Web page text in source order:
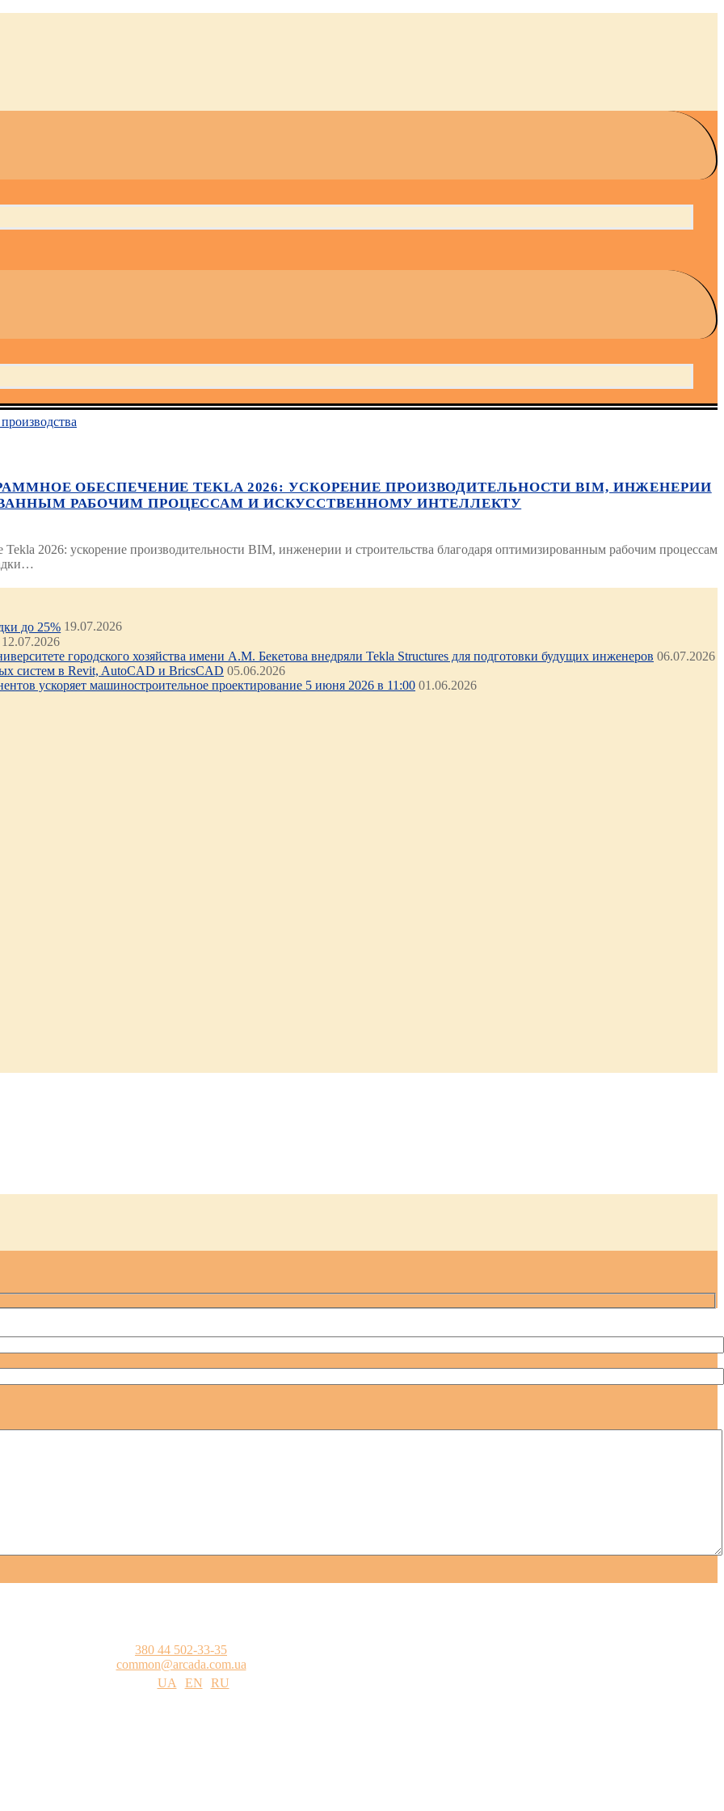
ОБЕСПЕЧЕНИЕ TEKLA 2026: УСКОРЕНИЕ ПРОИЗВОДИТЕЛЬНОСТИ BIM, ИНЖЕНЕРИИ
РАБОЧИМ ПРОЦЕССАМ И ИСКУССТВЕННОМУ ИНТЕЛЛЕКТУ
2026: ускорение производительности BIM, инженерии и строительства благодаря оптимизированным рабочим процессам
до 25% 19.07.2026
12.07.2026
городского хозяйства имени А.М. Бекетова внедряли Tekla Structures для подготовки будущих инженеров 06.07.2026
систем в Revit, AutoCAD и BricsCAD 05.06.2026
ускоряет машиностроительное проектирование 5 июня 2026 в 11:00 01.06.2026
380 44 502-33-35
common@arcada.com.ua
UA
EN
RU